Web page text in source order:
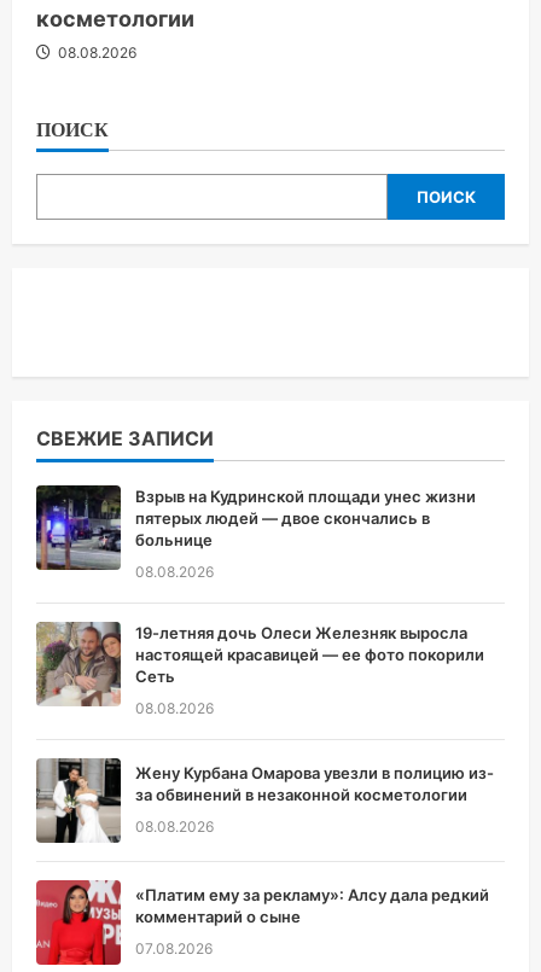
косметологии
08.08.2026
ПОИСК
ПОИСК
СВЕЖИЕ ЗАПИСИ
Взрыв на Кудринской площади унес жизни
пятерых людей — двое скончались в
больнице
08.08.2026
19-летняя дочь Олеси Железняк выросла
настоящей красавицей — ее фото покорили
Сеть
08.08.2026
Жену Курбана Омарова увезли в полицию из-
за обвинений в незаконной косметологии
08.08.2026
«Платим ему за рекламу»: Алсу дала редкий
комментарий о сыне
07.08.2026